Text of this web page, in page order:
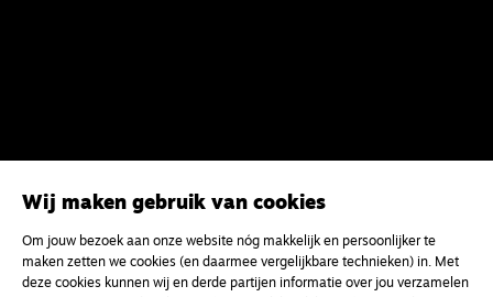
Wij maken gebruik van cookies
Om jouw bezoek aan onze website nóg makkelijk en persoonlijker te
maken zetten we cookies (en daarmee vergelijkbare technieken) in. Met
deze cookies kunnen wij en derde partijen informatie over jou verzamelen